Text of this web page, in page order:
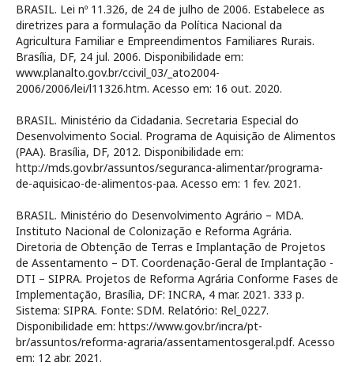
BRASIL. Lei nº 11.326, de 24 de julho de 2006. Estabelece as
diretrizes para a formulação da Política Nacional da
Agricultura Familiar e Empreendimentos Familiares Rurais.
Brasília, DF, 24 jul. 2006. Disponibilidade em:
www.planalto.gov.br/ccivil_03/_ato2004-
2006/2006/lei/l11326.htm. Acesso em: 16 out. 2020.
BRASIL. Ministério da Cidadania. Secretaria Especial do
Desenvolvimento Social. Programa de Aquisição de Alimentos
(PAA). Brasília, DF, 2012. Disponibilidade em:
http://mds.gov.br/assuntos/seguranca-alimentar/programa-
de-aquisicao-de-alimentos-paa. Acesso em: 1 fev. 2021.
BRASIL. Ministério do Desenvolvimento Agrário – MDA.
Instituto Nacional de Colonização e Reforma Agrária.
Diretoria de Obtenção de Terras e Implantação de Projetos
de Assentamento – DT. Coordenação-Geral de Implantação -
DTI – SIPRA. Projetos de Reforma Agrária Conforme Fases de
Implementação, Brasília, DF: INCRA, 4 mar. 2021. 333 p.
Sistema: SIPRA. Fonte: SDM. Relatório: Rel_0227.
Disponibilidade em: https://www.gov.br/incra/pt-
br/assuntos/reforma-agraria/assentamentosgeral.pdf. Acesso
em: 12 abr. 2021.